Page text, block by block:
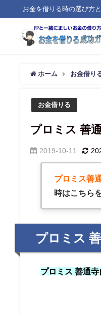
お金を借りる時の選び方
ホーム お金借り
お金借りる
プロミス 善
2019-10-11
プロミス善
時はこちら
プロミス
プロミス 善通